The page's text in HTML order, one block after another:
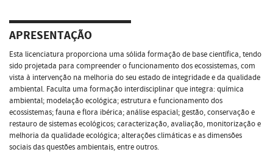
APRESENTAÇÃO
Esta licenciatura proporciona uma sólida formação de base científica, tendo
sido projetada para compreender o funcionamento dos ecossistemas, com
vista à intervenção na melhoria do seu estado de integridade e da qualidade
ambiental. Faculta uma formação interdisciplinar que integra: química
ambiental; modelação ecológica; estrutura e funcionamento dos
ecossistemas; fauna e flora ibérica; análise espacial; gestão, conservação e
restauro de sistemas ecológicos; caracterização, avaliação, monitorização e
melhoria da qualidade ecológica; alterações climáticas e as dimensões
sociais das questões ambientais, entre outros.